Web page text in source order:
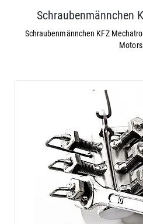
Schraubenmännchen
Schraubenmännchen KFZ
Motors